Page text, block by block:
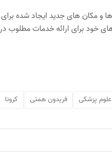
و مکان های جدید ایجاد شده برای
خود برای ارائه خدمات مطلوب
علوم پزشکی فریدون همتی کرونا